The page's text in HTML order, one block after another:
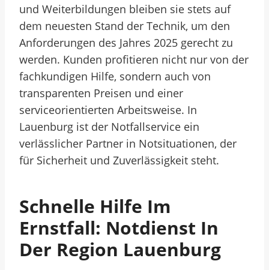
und Weiterbildungen bleiben sie stets auf
dem neuesten Stand der Technik, um den
Anforderungen des Jahres 2025 gerecht zu
werden. Kunden profitieren nicht nur von der
fachkundigen Hilfe, sondern auch von
transparenten Preisen und einer
serviceorientierten Arbeitsweise. In
Lauenburg ist der Notfallservice ein
verlässlicher Partner in Notsituationen, der
für Sicherheit und Zuverlässigkeit steht.
Schnelle Hilfe Im
Ernstfall: Notdienst In
Der Region Lauenburg